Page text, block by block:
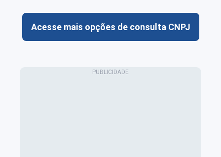
Acesse mais opções de consulta CNPJ